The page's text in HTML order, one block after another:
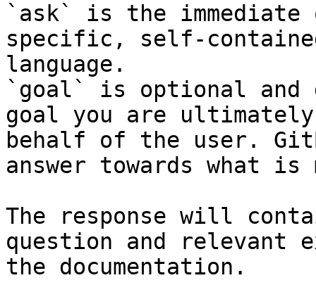
`ask` is the
specific, self-
language.
`goal` is optional and
goal you are
behalf of the user.
answer towards what
The response will
question and relevant
the documentation.